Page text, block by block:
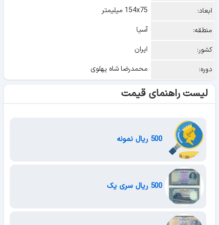
ابعاد:
154x75 میلیمتر
منطقه:
آسیا
کشور:
ایران
دوره:
محمدرضا شاه پهلوی
لیست راهنمای قیمت